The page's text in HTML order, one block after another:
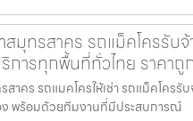
สมุทรสาคร รถแม็คโครรับ
ริการทุกพื้นที่ทั่วไทย ราคาถูก
สาคร รถแมคโครให้เช่า รถแม็คโครรั
ง พร้อมด้วยทีมงานที่มีประสบการณ์